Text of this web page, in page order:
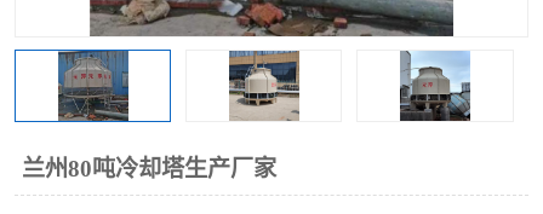
兰州80吨冷却塔生产厂家